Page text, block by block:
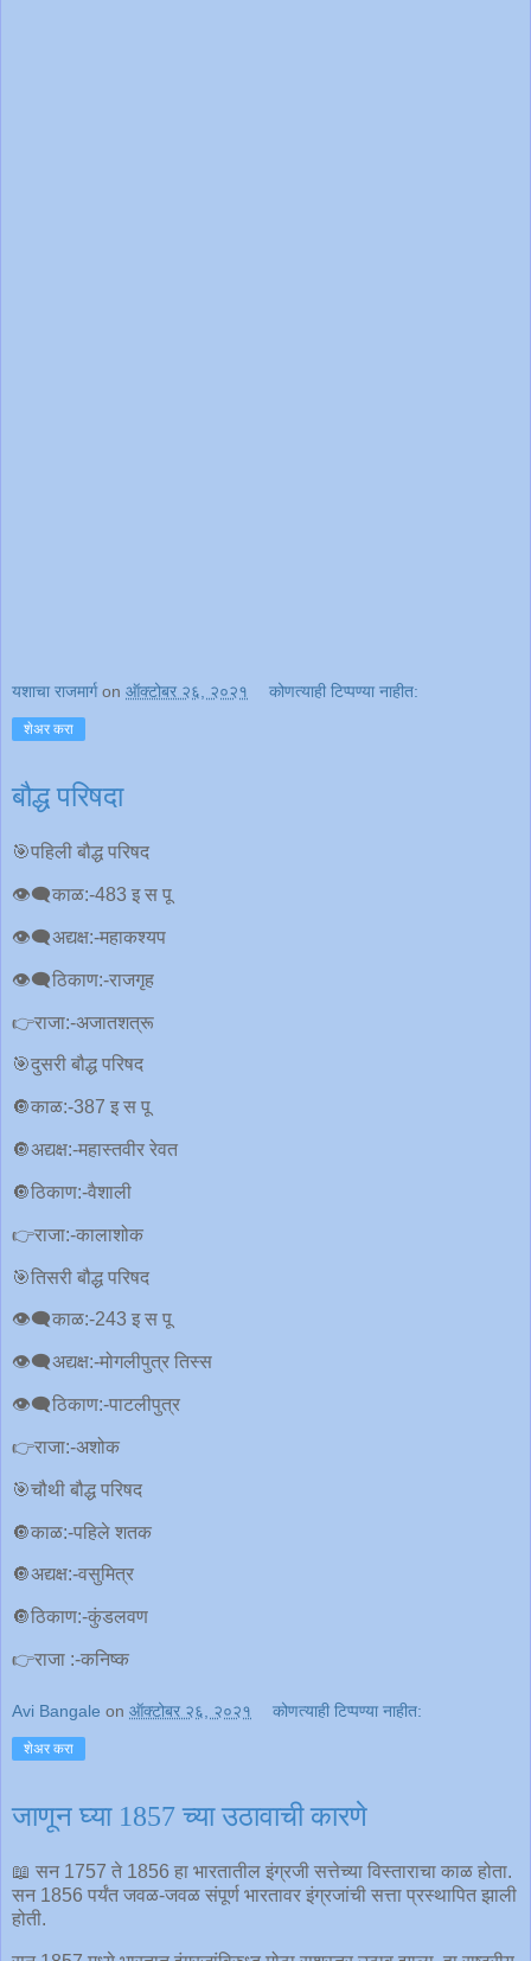
यशाचा राजमार्ग on ऑक्टोबर २६, २०२१ कोणत्याही टिप्पण्‍या नाहीत:
शेअर करा
बौद्ध परिषदा
🎯पहिली बौद्ध परिषद
👁‍🗨काळ:-483 इ स पू
👁‍🗨अद्यक्ष:-महाकश्यप
👁‍🗨ठिकाण:-राजगृह
👉राजा:-अजातशत्रू
🎯दुसरी बौद्ध परिषद
🔘काळ:-387 इ स पू
🔘अद्यक्ष:-महास्तवीर रेवत
🔘ठिकाण:-वैशाली
👉राजा:-कालाशोक
🎯तिसरी बौद्ध परिषद
👁‍🗨काळ:-243 इ स पू
👁‍🗨अद्यक्ष:-मोगलीपुत्र तिस्स
👁‍🗨ठिकाण:-पाटलीपुत्र
👉राजा:-अशोक
🎯चौथी बौद्ध परिषद
🔘काळ:-पहिले शतक
🔘अद्यक्ष:-वसुमित्र
🔘ठिकाण:-कुंडलवण
👉राजा :-कनिष्क
Avi Bangale on ऑक्टोबर २६, २०२१ कोणत्याही टिप्पण्‍या नाहीत:
शेअर करा
जाणून घ्या 1857 च्या उठावाची कारणे
📖 सन 1757 ते 1856 हा भारतातील इंग्रजी सत्तेच्या विस्ताराचा काळ होता.
सन 1856 पर्यंत जवळ-जवळ संपूर्ण भारतावर इंग्रजांची सत्ता प्रस्थापित झाली
होती.